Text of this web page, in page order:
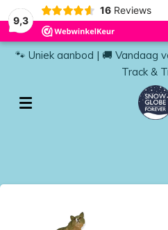
9,3
16 Reviews
🐾 Uniek aanbod | 🚚 Vandaag
Track &